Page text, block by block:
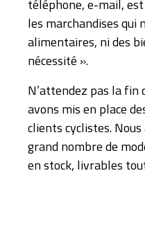
téléphone, e-mail,
les marchandises qui
alimentaires, ni des
nécessité ».
N’attendez pas la fin
avons mis en place
clients cyclistes.
grand nombre de
en stock, livrables